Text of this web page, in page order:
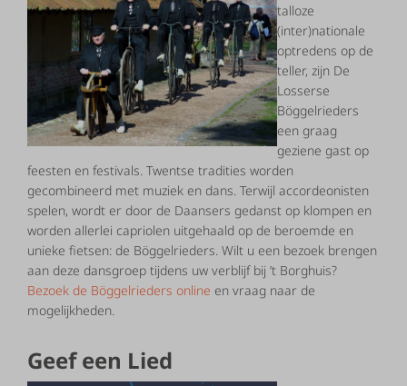
talloze
(inter)nationale
optredens op de
teller, zijn De
Losserse
Böggelrieders
een graag
geziene gast op
feesten en festivals. Twentse tradities worden
gecombineerd met muziek en dans. Terwijl accordeonisten
spelen, wordt er door de Daansers gedanst op klompen en
worden allerlei capriolen uitgehaald op de beroemde en
unieke fietsen: de Böggelrieders. Wilt u een bezoek brengen
aan deze dansgroep tijdens uw verblijf bij ’t Borghuis?
Bezoek de Böggelrieders online en vraag naar de
mogelijkheden.
Geef een Lied